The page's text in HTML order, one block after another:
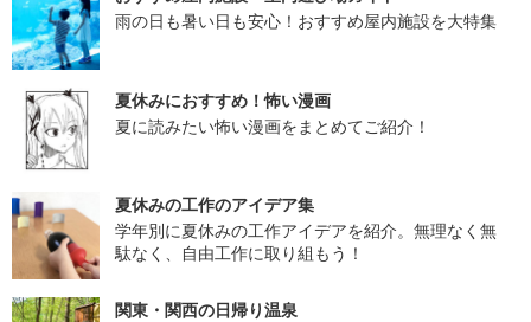
雨の日も暑い日も安心！おすすめ屋内施設を大特集
夏休みにおすすめ！怖い漫画
夏に読みたい怖い漫画をまとめてご紹介！
夏休みの工作のアイデア集
学年別に夏休みの工作アイデアを紹介。無理なく無
駄なく、自由工作に取り組もう！
関東・関西の日帰り温泉